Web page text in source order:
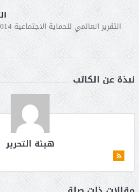
التقرير العالمي للحماية الاجتماعية 2014 ـ 2015
نبذة عن الكاتب
هيئة التحرير